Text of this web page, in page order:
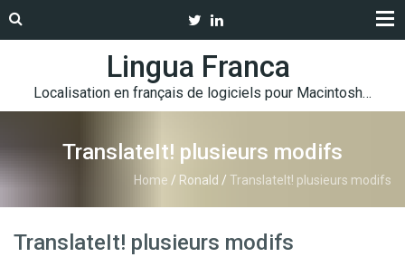
Lingua Franca
Localisation en français de logiciels pour Macintosh…
TranslateIt! plusieurs modifs
Home / Ronald / TranslateIt! plusieurs modifs
TranslateIt! plusieurs modifs